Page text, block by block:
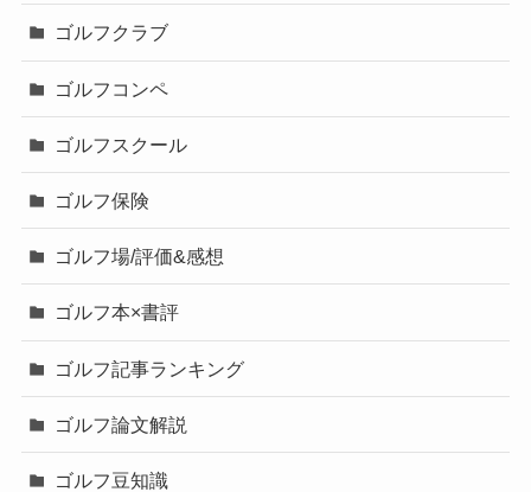
ゴルフクラブ
ゴルフコンペ
ゴルフスクール
ゴルフ保険
ゴルフ場/評価&感想
ゴルフ本×書評
ゴルフ記事ランキング
ゴルフ論文解説
ゴルフ豆知識